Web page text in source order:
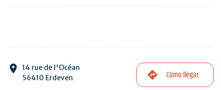
14 rue de l'Océan
56410 Erdeven
Cómo llegar